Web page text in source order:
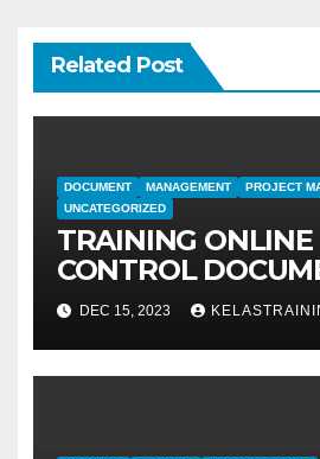
Related Post
DOCUMENT MANAGEMENT
PROJECT
UNCATEGORIZED
TRAINING ONLINE
CONTROL
MANAGEMENT
DEC 15, 2023